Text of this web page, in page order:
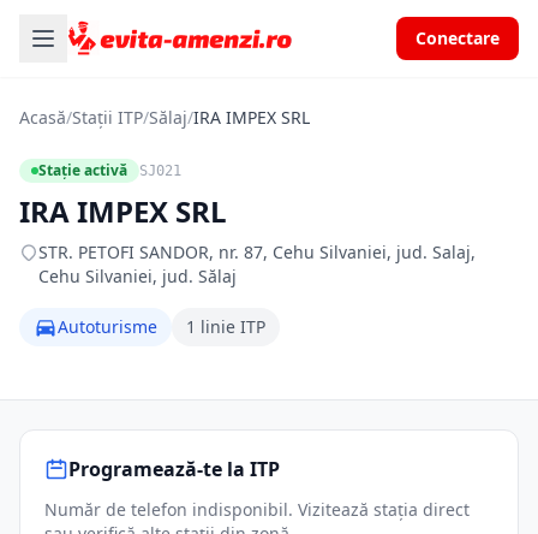
Conectare
Acasă/Stații ITP/Sălaj/IRA IMPEX SRL
Stație activă SJ021
IRA IMPEX SRL
STR. PETOFI SANDOR, nr. 87, Cehu Silvaniei, jud. Salaj,
Cehu Silvaniei, jud. Sălaj
Autoturisme 1 linie ITP
Programează-te la ITP
Număr de telefon indisponibil. Vizitează stația direct